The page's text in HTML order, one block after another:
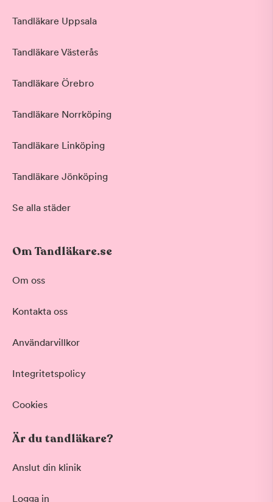
Tandläkare Uppsala
Tandläkare Västerås
Tandläkare Örebro
Tandläkare Norrköping
Tandläkare Linköping
Tandläkare Jönköping
Se alla städer
Om Tandläkare.se
Om oss
Kontakta oss
Användarvillkor
Integritetspolicy
Cookies
Är du tandläkare?
Anslut din klinik
Logga in